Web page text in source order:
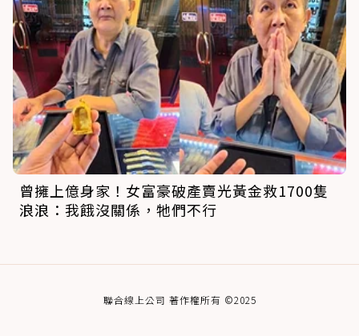
曾擁上億身家！女富豪破產賣光黃金救1700隻
浪浪：我餓沒關係，牠們不行
聯合線上公司 著作權所有 ©2025